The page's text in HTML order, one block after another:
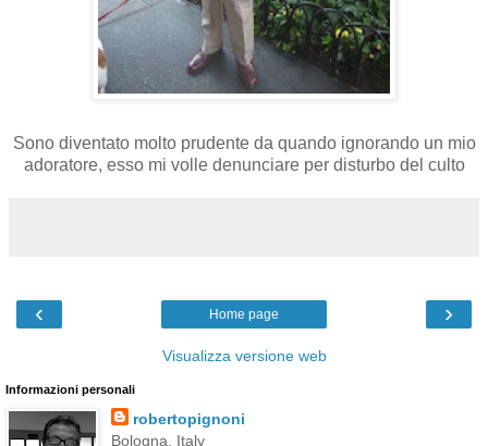
Sono diventato molto prudente da quando ignorando un mio
adoratore, esso mi volle denunciare per disturbo del culto
‹ ›
Home page
Visualizza versione web
Informazioni personali
robertopignoni
Bologna, Italy